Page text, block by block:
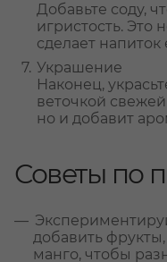
Добавьте соду,
игристость. Это
сделает
Украшение
Наконец,
веточкой
но и добавит
Советы по
добавить
манго, чтобы